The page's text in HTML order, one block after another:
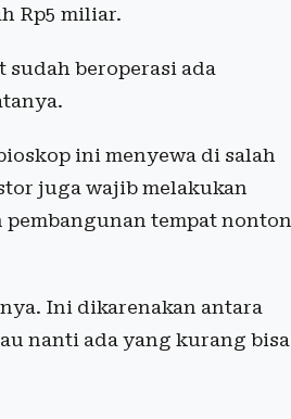
Rp5 miliar.
beroperasi ada
ini menyewa di salah
juga wajib melakukan
pembangunan tempat nonton
Ini dikarenakan antara
nanti ada yang kurang bisa